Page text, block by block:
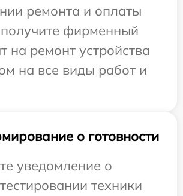
ремонта и оплаты
фирменный
на ремонт устройства
на все виды работ и
о готовности
уведомление о
техники